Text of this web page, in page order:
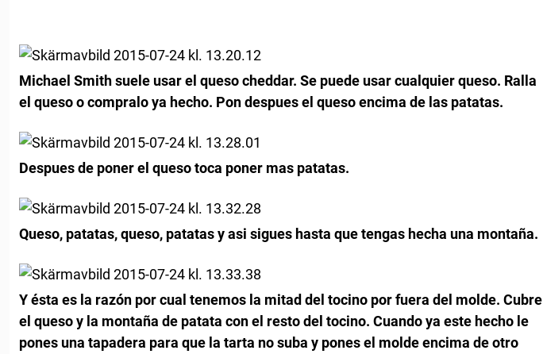
Michael Smith suele usar el queso cheddar. Se puede usar cualquier queso. Ralla
el queso o compralo ya hecho. Pon despues el queso encima de las patatas.
Despues de poner el queso toca poner mas patatas.
Queso, patatas, queso, patatas y asi sigues hasta que tengas hecha una montaña.
Y ésta es la razón por cual tenemos la mitad del tocino por fuera del molde. Cubre
el queso y la montaña de patata con el resto del tocino. Cuando ya este hecho le
pones una tapadera para que la tarta no suba y pones el molde encima de otro